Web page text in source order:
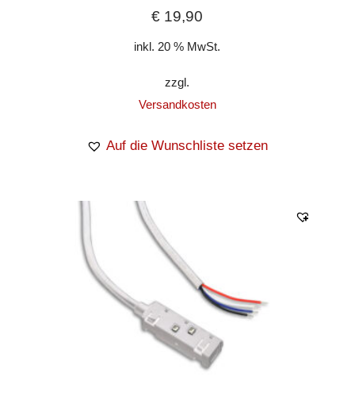
€ 19,90
inkl. 20 % MwSt.
zzgl.
Versandkosten
Auf die Wunschliste setzen